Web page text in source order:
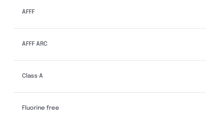
AFFF
AFFF ARC
Class A
Fluorine free